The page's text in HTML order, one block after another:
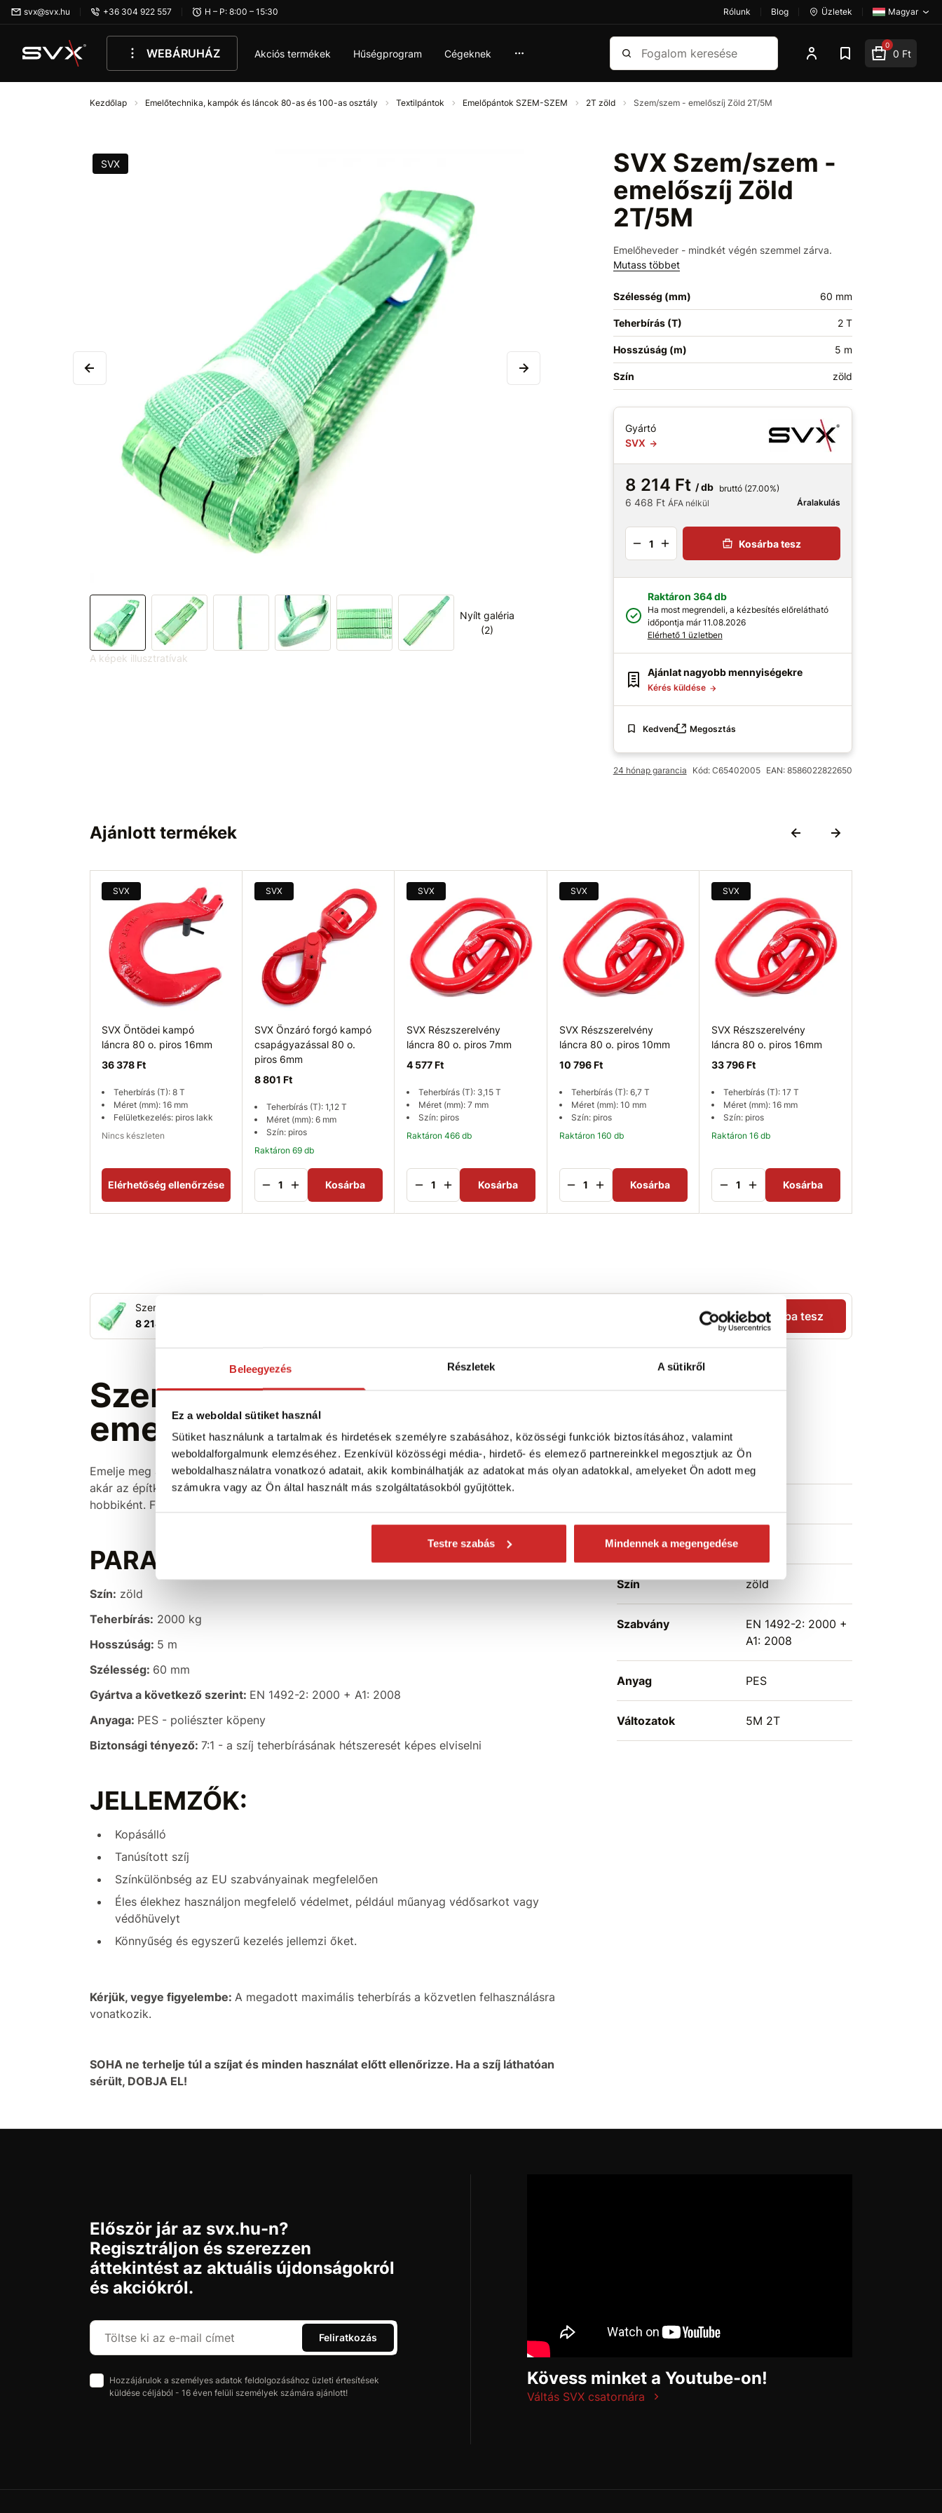
Beleegyezés Részletek A sütikről
Ez a weboldal sütiket használ
Sütiket használunk a tartalmak és hirdetések személyre szabásához, közösségi funkciók biztosításához, valamint
weboldalforgalmunk elemzéséhez. Ezenkívül közösségi média-, hirdető- és elemező partnereinkkel megosztjuk az Ön
weboldalhasználatra vonatkozó adatait, akik kombinálhatják az adatokat más olyan adatokkal, amelyeket Ön adott meg
számukra vagy az Ön által használt más szolgáltatásokból gyűjtöttek.
Testre szabás Mindennek a megengedése
Ugrás az oldal fő részéhez
svx@svx.hu +36 304 922 557 H – P: 8:00 – 15:30 Rólunk Blog Üzletek Magyar
WEBÁRUHÁZ Akciós termékek Hűségprogram Cégeknek
Keresés 0
0 Ft
Kezdőlap Emelőtechnika, kampók és láncok 80-as és 100-as osztály Textilpántok Emelőpántok SZEM-SZEM 2T zöld Szem/szem - emelőszíj Zöld 2T/5M
SVX Szem/szem -
emelőszíj Zöld
2T/5M
Emelőheveder - mindkét végén szemmel zárva.
Mutass többet
SVX
Nyílt galéria
(2)
A képek illusztratívak
Szélesség (mm) 60 mm
Teherbírás (T) 2 T
Hosszúság (m) 5 m
Szín zöld
Gyártó
SVX
8 214 Ft / db bruttó (27.00%)
6 468 Ft ÁFA nélkül Áralakulás
Kosárba tesz
Raktáron 364 db
Ha most megrendeli, a kézbesítés előrelátható
időpontja már 11.08.2026
Elérhető 1 üzletben
Ajánlat nagyobb mennyiségekre
Kérés küldése
Kedvenc Megosztás
24 hónap garancia Kód: C65402005 EAN: 8586022822650
Ajánlott termékek
SVX
SVX Öntödei kampó
láncra 80 o. piros 16mm
36 378 Ft
Teherbírás (T): 8 T
Méret (mm): 16 mm
Felületkezelés: piros lakk
Nincs készleten
Elérhetőség ellenőrzése
SVX
SVX Önzáró forgó kampó
csapágyazással 80 o.
piros 6mm
8 801 Ft
Teherbírás (T): 1,12 T
Méret (mm): 6 mm
Szín: piros
Raktáron 69 db
Kosárba
SVX
SVX Részszerelvény
láncra 80 o. piros 7mm
4 577 Ft
Teherbírás (T): 3,15 T
Méret (mm): 7 mm
Szín: piros
Raktáron 466 db
Kosárba
SVX
SVX Részszerelvény
láncra 80 o. piros 10mm
10 796 Ft
Teherbírás (T): 6,7 T
Méret (mm): 10 mm
Szín: piros
Raktáron 160 db
Kosárba
SVX
SVX Részszerelvény
láncra 80 o. piros 16mm
33 796 Ft
Teherbírás (T): 17 T
Méret (mm): 16 mm
Szín: piros
Raktáron 16 db
Kosárba
8 214 Ft
Kosárba tesz
Szem/szem - 2T-5M
emelőszíj (Zöld)
Emelje meg a terheketbiztonságosan és szakszerűen! Különféleképpen használhatók -
akár az építkezésen, akár erdei és mezőgazdasági területeken, akár otthon vagy
hobbiként. Főleg nehéz terhek emelésére használható, elsősorban az építőiparban.
PARAMÉTEREK:
Szín: zöld
Teherbírás: 2000 kg
Hosszúság: 5 m
Szélesség: 60 mm
Gyártva a következő szerint: EN 1492-2: 2000 + A1: 2008
Anyaga: PES - poliészter köpeny
Biztonsági tényező: 7:1 - a szíj teherbírásának hétszeresét képes elviselni
JELLEMZŐK:
Kopásálló
Tanúsított szíj
Színkülönbség az EU szabványainak megfelelően
Éles élekhez használjon megfelelő védelmet, például műanyag védősarkot vagy
védőhüvelyt
Könnyűség és egyszerű kezelés jellemzi őket.
Kérjük, vegye figyelembe: A megadott maximális teherbírás a közvetlen felhasználásra
vonatkozik.
SOHA ne terhelje túl a szíjat és minden használat előtt ellenőrizze. Ha a szíj láthatóan
sérült, DOBJA EL!
Szélesség (mm)
Hosszúság (m)
Szín zöld
Szabvány
EN 1492-2: 2000 +
A1: 2008
Anyag PES
Változatok 5M 2T
Először jár az svx.hu-n?
Regisztráljon és szerezzen
áttekintést az aktuális újdonságokról
és akciókról.
Feliratkozás
Hozzájárulok a személyes adatok feldolgozásához üzleti értesítések
küldése céljából - 16 éven felüli személyek számára ajánlott!
Kövess minket a Youtube-on!
Váltás SVX csatornára